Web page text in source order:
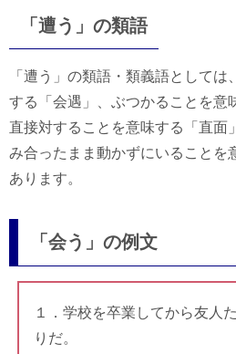
「遭う」の類語
「遭う」の類語・類義語として
する「会遇」、ぶつかることを意
直接対することを意味する「直面
み合ったまま動かずにいることを
あります。
「会う」の例文
１．学校を卒業してから友人
りだ。